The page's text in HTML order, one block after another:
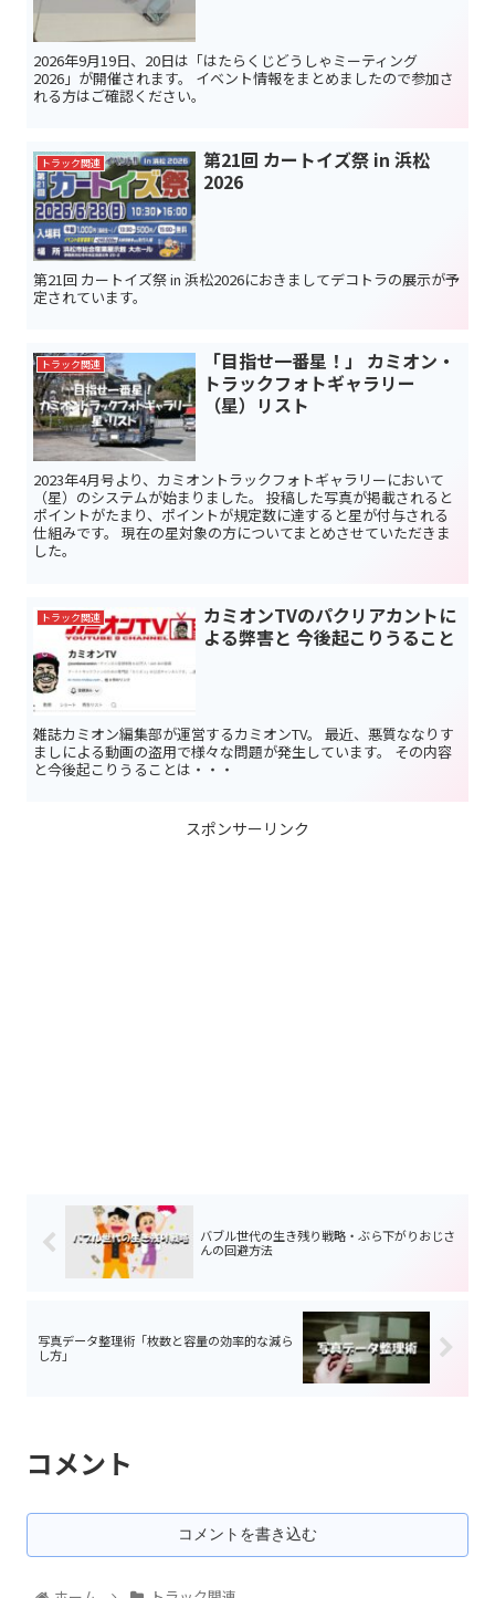
2026年9月19日、20日は「はたらくじどうしゃミーティング
2026」が開催されます。 イベント情報をまとめましたので参加さ
れる方はご確認ください。
トラック関連
第21回 カートイズ祭 in 浜松
2026
第21回 カートイズ祭 in 浜松2026におきましてデコトラの展示が予
定されています。
トラック関連
「目指せ一番星！」 カミオン・
トラックフォトギャラリー
（星）リスト
2023年4月号より、カミオントラックフォトギャラリーにおいて
（星）のシステムが始まりました。 投稿した写真が掲載されると
ポイントがたまり、ポイントが規定数に達すると星が付与される
仕組みです。 現在の星対象の方についてまとめさせていただきま
した。
トラック関連
カミオンTVのパクリアカントに
よる弊害と 今後起こりうること
雑誌カミオン編集部が運営するカミオンTV。 最近、悪質ななりす
ましによる動画の盗用で様々な問題が発生しています。 その内容
と今後起こりうることは・・・
スポンサーリンク
バブル世代の生き残り戦略・ぶら下がりおじさ
んの回避方法
写真データ整理術「枚数と容量の効率的な減ら
し方」
コメント
コメントを書き込む